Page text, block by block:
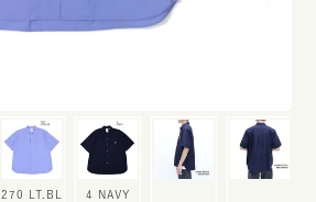
270 LT.BL
4 NAVY